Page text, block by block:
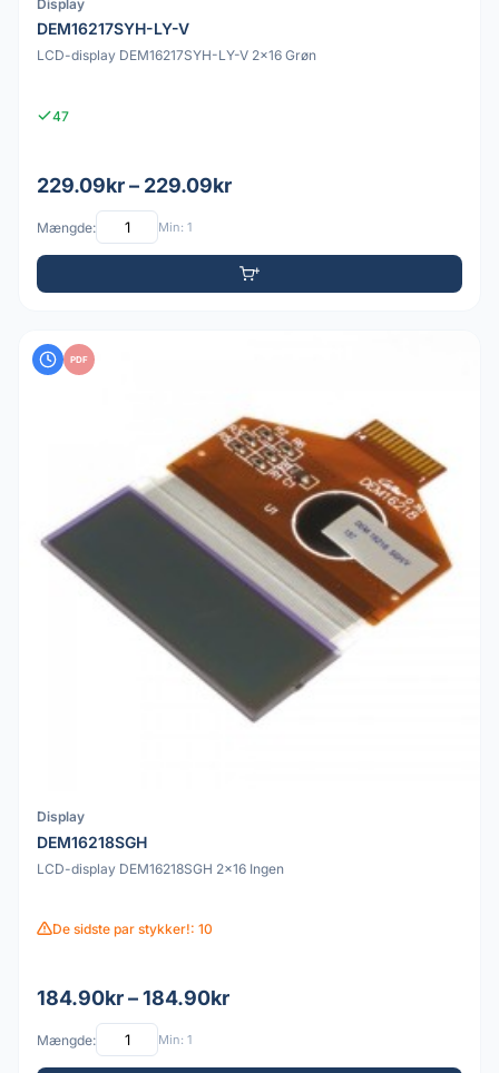
Display
DEM16217SYH-LY-V
LCD-display DEM16217SYH-LY-V 2x16 Grøn
47
229.09kr – 229.09kr
Mængde: Min: 1
PDF
Display
DEM16218SGH
LCD-display DEM16218SGH 2x16 Ingen
De sidste par stykker!: 10
184.90kr – 184.90kr
Mængde: Min: 1